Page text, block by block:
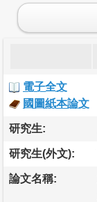
電子全文
國圖紙本論文
研究生:
研究生(外文):
論文名稱: